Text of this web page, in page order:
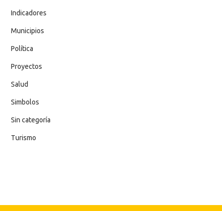
Indicadores
Municipios
Política
Proyectos
Salud
Simbolos
Sin categoría
Turismo